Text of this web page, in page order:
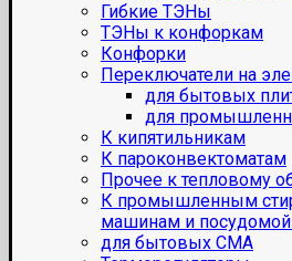
Гибкие ТЭНы
ТЭНы к конфоркам
Конфорки
Переключатели на
для бытовых
для
К кипятильникам
К пароконвектоматам
Прочее к тепловому
К промышленным
машинам и
для бытовых СМА